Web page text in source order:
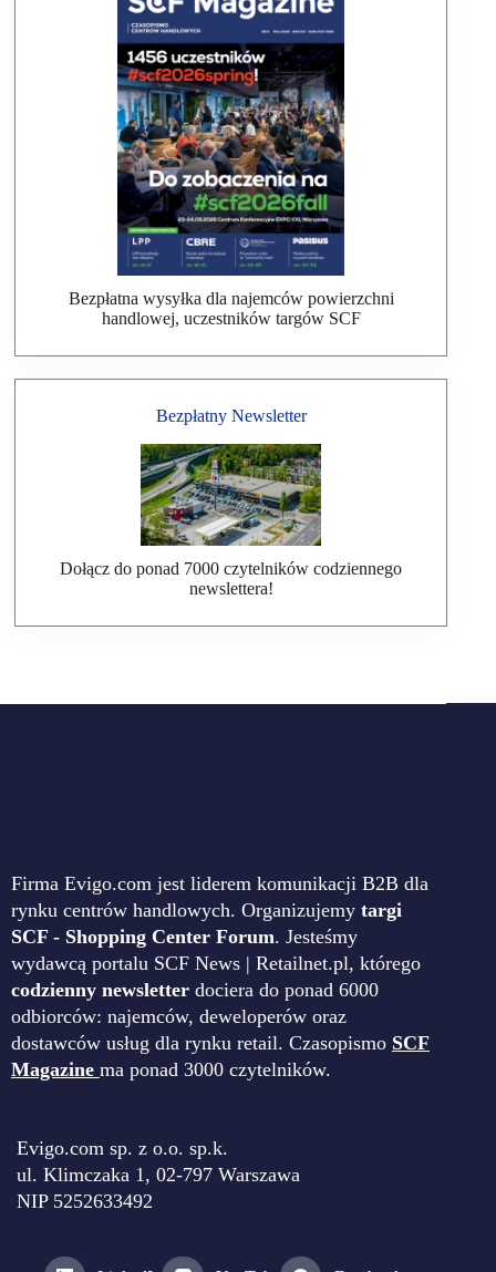
Bezpłatna wysyłka dla najemców powierzchni
handlowej, uczestników targów SCF
Bezpłatny Newsletter
Dołącz do ponad 7000 czytelników codziennego
newslettera!
Firma Evigo.com jest liderem komunikacji B2B dla
rynku centrów handlowych. Organizujemy targi
SCF - Shopping Center Forum. Jesteśmy
wydawcą portalu SCF News | Retailnet.pl, którego
codzienny newsletter dociera do ponad 6000
odbiorców: najemców, deweloperów oraz
dostawców usług dla rynku retail. Czasopismo SCF
Magazine ma ponad 3000 czytelników.
Evigo.com sp. z o.o. sp.k.
ul. Klimczaka 1, 02-797 Warszawa
NIP 5252633492